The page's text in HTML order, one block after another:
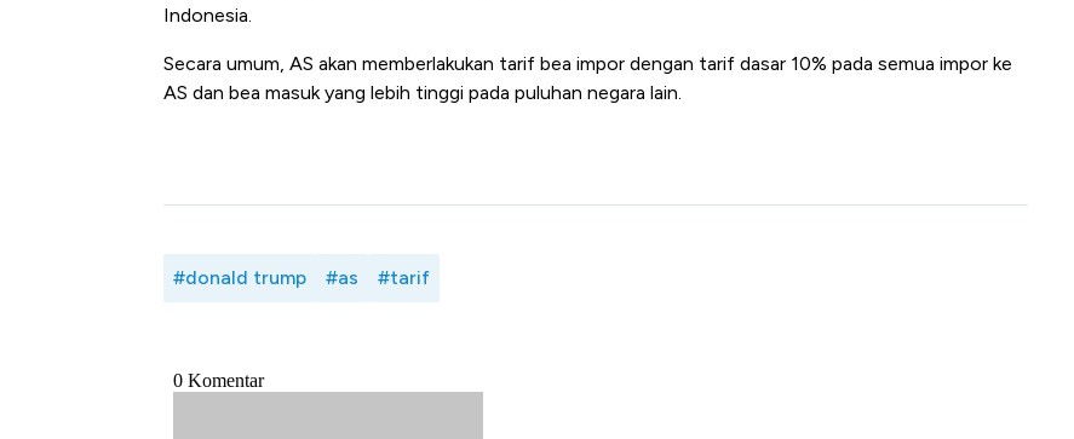
Indonesia.
Secara umum, AS akan memberlakukan tarif bea impor dengan tarif dasar 10% pada semua impor ke
AS dan bea masuk yang lebih tinggi pada puluhan negara lain.
#donald trump #as #tarif